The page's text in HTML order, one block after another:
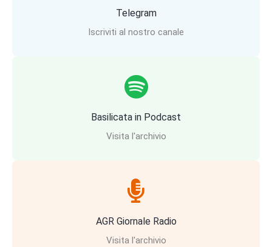
Telegram
Iscriviti al nostro canale
Basilicata in Podcast
Visita l'archivio
AGR Giornale Radio
Visita l'archivio